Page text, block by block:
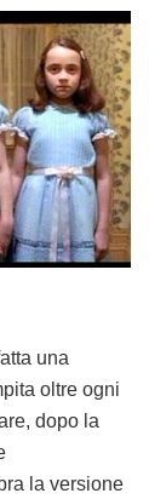
una
oltre ogni
dopo la
la versione